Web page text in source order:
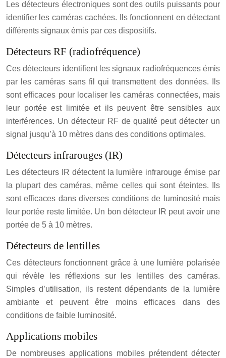
Les détecteurs électroniques sont des outils puissants pour
identifier les caméras cachées. Ils fonctionnent en détectant
différents signaux émis par ces dispositifs.
Détecteurs RF (radiofréquence)
Ces détecteurs identifient les signaux radiofréquences émis
par les caméras sans fil qui transmettent des données. Ils
sont efficaces pour localiser les caméras connectées, mais
leur portée est limitée et ils peuvent être sensibles aux
interférences. Un détecteur RF de qualité peut détecter un
signal jusqu’à 10 mètres dans des conditions optimales.
Détecteurs infrarouges (IR)
Les détecteurs IR détectent la lumière infrarouge émise par
la plupart des caméras, même celles qui sont éteintes. Ils
sont efficaces dans diverses conditions de luminosité mais
leur portée reste limitée. Un bon détecteur IR peut avoir une
portée de 5 à 10 mètres.
Détecteurs de lentilles
Ces détecteurs fonctionnent grâce à une lumière polarisée
qui révèle les réflexions sur les lentilles des caméras.
Simples d’utilisation, ils restent dépendants de la lumière
ambiante et peuvent être moins efficaces dans des
conditions de faible luminosité.
Applications mobiles
De nombreuses applications mobiles prétendent détecter